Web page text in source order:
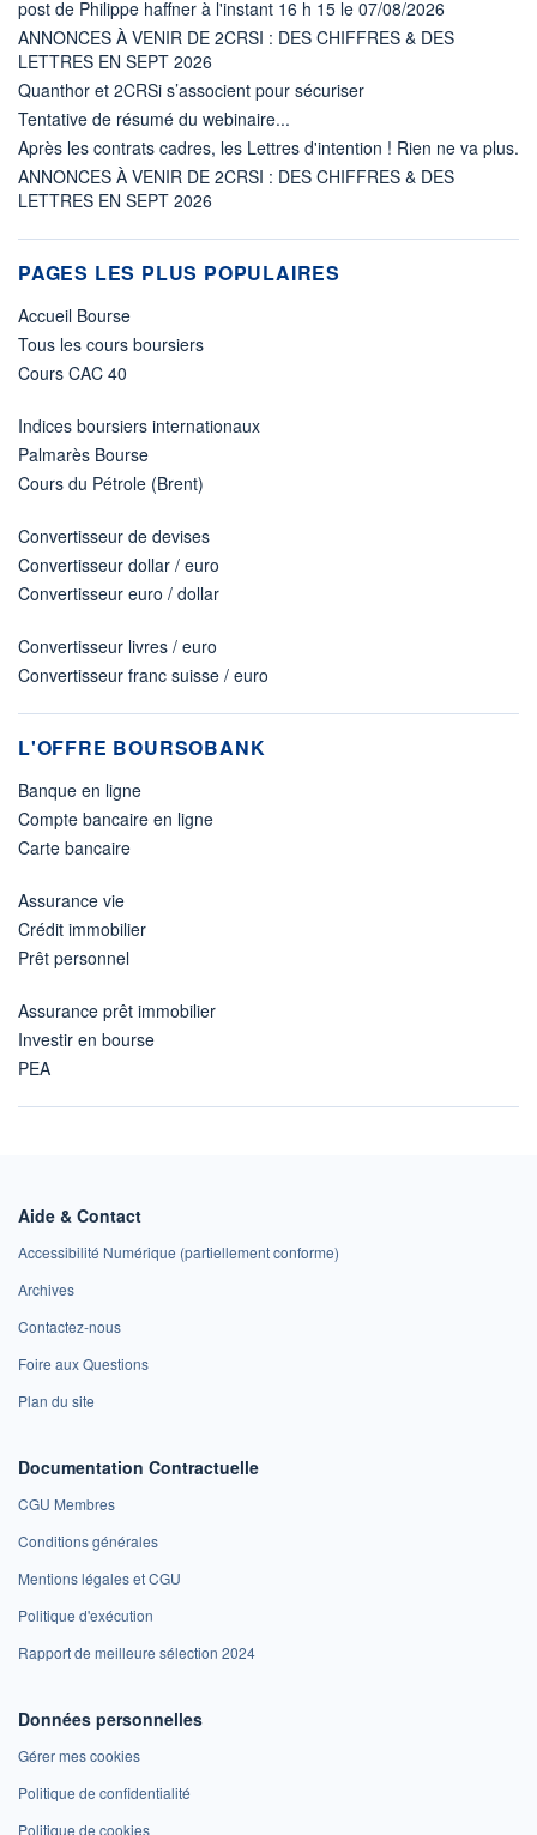
post de Philippe haffner à l'instant 16 h 15 le 07/08/2026
ANNONCES À VENIR DE 2CRSI : DES CHIFFRES & DES
LETTRES EN SEPT 2026
Quanthor et 2CRSi s’associent pour sécuriser
Tentative de résumé du webinaire...
Après les contrats cadres, les Lettres d'intention ! Rien ne va plus.
ANNONCES À VENIR DE 2CRSI : DES CHIFFRES & DES
LETTRES EN SEPT 2026
PAGES LES PLUS POPULAIRES
Accueil Bourse
Tous les cours boursiers
Cours CAC 40
Indices boursiers internationaux
Palmarès Bourse
Cours du Pétrole (Brent)
Convertisseur de devises
Convertisseur dollar / euro
Convertisseur euro / dollar
Convertisseur livres / euro
Convertisseur franc suisse / euro
L'OFFRE BOURSOBANK
Banque en ligne
Compte bancaire en ligne
Carte bancaire
Assurance vie
Crédit immobilier
Prêt personnel
Assurance prêt immobilier
Investir en bourse
PEA
Aide & Contact
Accessibilité Numérique (partiellement conforme)
Archives
Contactez-nous
Foire aux Questions
Plan du site
Documentation Contractuelle
CGU Membres
Conditions générales
Mentions légales et CGU
Politique d'exécution
Rapport de meilleure sélection 2024
Données personnelles
Gérer mes cookies
Politique de confidentialité
Politique de cookies